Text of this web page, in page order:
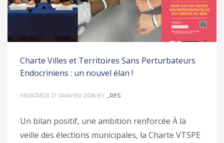
Charte Villes et Territoires Sans Perturbateurs
Endocriniens : un nouvel élan !
MERCREDI, 21 JANVIER 2026 BY _RES
Un bilan positif, une ambition renforcée À la
veille des élections municipales, la Charte VTSPE